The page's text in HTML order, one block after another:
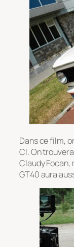
Dans ce film,
CI. On
Claudy Focan,
GT40 aura